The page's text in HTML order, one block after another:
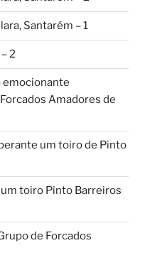
Santarém – 1
2
emocionante
Amadores de
um toiro de Pinto
um toiro Pinto Barreiros
de Forcados